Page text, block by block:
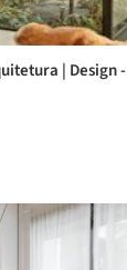
| Design -